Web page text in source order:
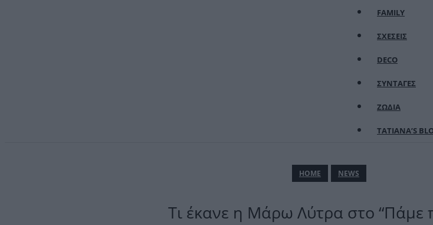
FAMILY
ΣΧΕΣΕΙΣ
DECO
ΣΥΝΤΑΓΕΣ
ΖΩΔΙΑ
TATIANA’S
ΗΟΜΕ NEWS
Τι έκανε η Μάρω Λύτρα στο “Πάμε